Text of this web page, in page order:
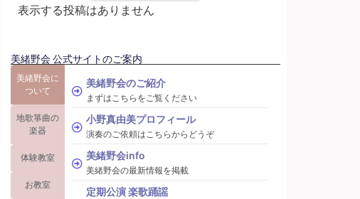
表示する投稿はありません
美緒野会 公式サイトのご案内
美緒野会に
ついて
地歌箏曲の
楽器
体験教室
お教室
美緒野会のご紹介
まずはこちらをご覧ください
小野真由美プロフィール
演奏のご依頼はこちらからどうぞ
美緒野会info
美緒野会の最新情報を掲載
定期公演 楽歌踊謡